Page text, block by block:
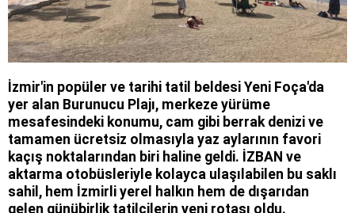
İzmir'in popüler ve tarihi tatil beldesi Yeni Foça'da
yer alan Burunucu Plajı, merkeze yürüme
mesafesindeki konumu, cam gibi berrak denizi ve
tamamen ücretsiz olmasıyla yaz aylarının favori
kaçış noktalarından biri haline geldi. İZBAN ve
aktarma otobüsleriyle kolayca ulaşılabilen bu saklı
sahil, hem İzmirli yerel halkın hem de dışarıdan
gelen günübirlik tatilcilerin yeni rotası oldu.